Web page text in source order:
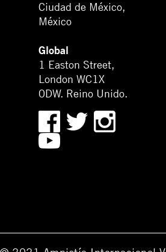
Ciudad de México,
México
Global
1 Easton Street,
London WC1X
0DW. Reino Unido.